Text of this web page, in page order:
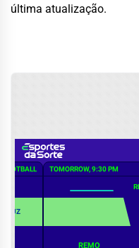
última atualização.